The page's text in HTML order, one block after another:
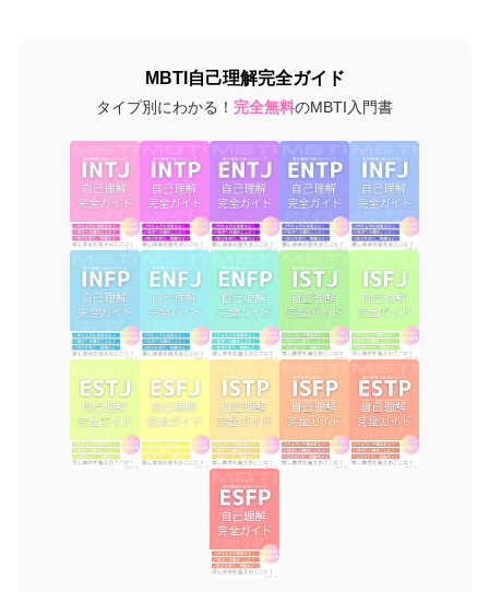
MBTI自己理解完全ガイド
タイプ別にわかる！ 完全無料のMBTI入門書